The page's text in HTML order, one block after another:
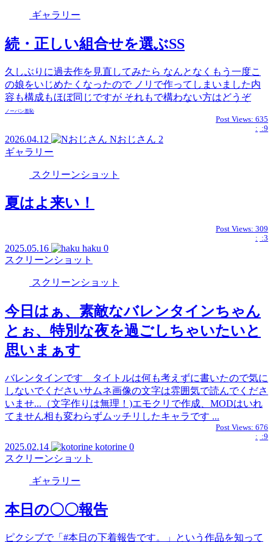
ギャラリー
続・正しい組合せを選ぶSS
久しぶりに過去作を見直してみたら なんとなくもう一度こ
の娘をいじめたくなったので ノリで作ってしまいました内
容も構成もほぼ同じですが それもで構わない方はどうぞ
ノーパン羞恥
Post Views: 635
: :9
2026.04.12 Nおじさん 2
ギャラリー
スクリーンショット
夏はよ来い！
Post Views: 309
: :3
2025.05.16 haku 0
スクリーンショット
スクリーンショット
今日はぁ、素敵なバレンタインちゃん
とぉ、特別な夜を過ごしちゃいたいと
思いまぁす
バレンタインです タイトルは何も考えずに書いたので気に
しないでくださいサムネ画像の文字は雰囲気で読んでくださ
いませ...（文字作りは無理！)エモクリで作成、MODはいれ
てません相も変わらずムッチリしたキャラです ...
Post Views: 676
: :9
2025.02.14 kotorine 0
スクリーンショット
ギャラリー
本日の〇〇報告
ピクシブで「#本日の下着報告です。」という作品を知って